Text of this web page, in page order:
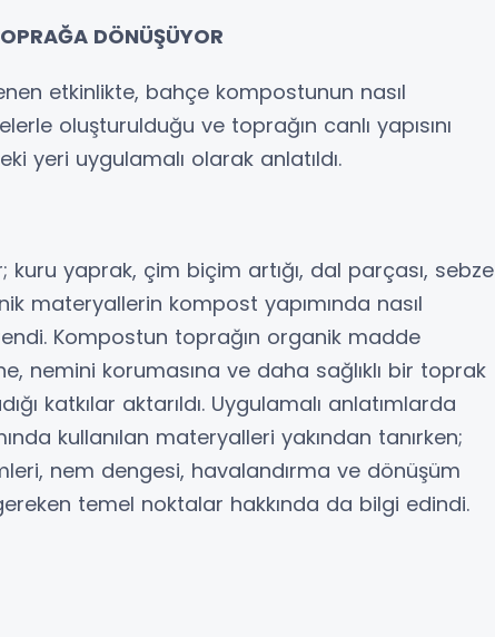
DÖNÜŞÜYOR
etkinlikte, bahçe kompostunun nasıl
oluşturulduğu ve toprağın canlı yapısını
yeri uygulamalı olarak anlatıldı.
kuru yaprak, çim biçim artığı, dal parçası, sebze
materyallerin kompost yapımında nasıl
Kompostun toprağın organik madde
nemini korumasına ve daha sağlıklı bir toprak
katkılar aktarıldı. Uygulamalı anlatımlarda
kullanılan materyalleri yakından tanırken;
nem dengesi, havalandırma ve dönüşüm
temel noktalar hakkında da bilgi edindi.